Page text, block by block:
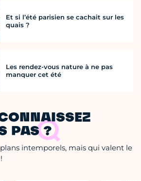
Et si l’été parisien se cachait sur les
quais ?
Les rendez-vous nature à ne pas
manquer cet été
PAS ?
intemporels, mais qui valent le